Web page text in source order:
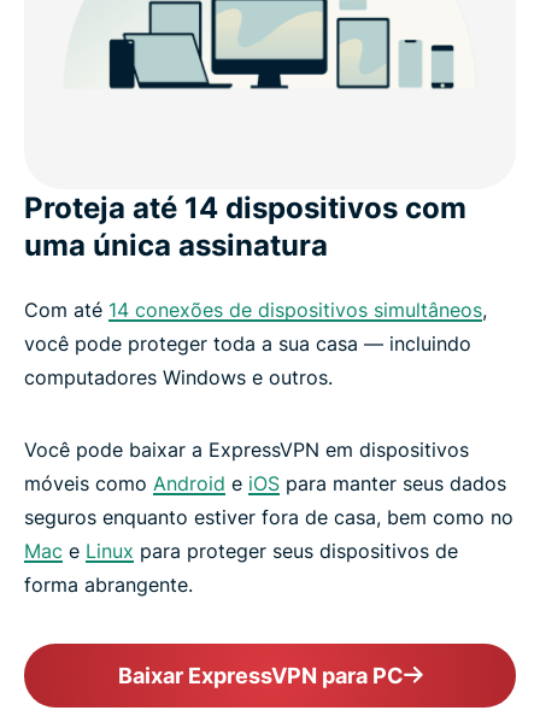
Proteja até 14 dispositivos com
uma única assinatura
Com até 14 conexões de dispositivos simultâneos,
você pode proteger toda a sua casa — incluindo
computadores Windows e outros.
Você pode baixar a ExpressVPN em dispositivos
móveis como Android e iOS para manter seus dados
seguros enquanto estiver fora de casa, bem como no
Mac e Linux para proteger seus dispositivos de
forma abrangente.
Baixar ExpressVPN para PC